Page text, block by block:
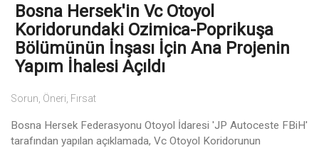
Bosna Hersek'in Vc Otoyol
Koridorundaki Ozimica-Poprikuşa
Bölümünün İnşası İçin Ana Projenin
Yapım İhalesi Açıldı
Sorun, Öneri, Fırsat
Bosna Hersek Federasyonu Otoyol İdaresi 'JP Autoceste FBiH'
tarafından yapılan açıklamada, Vc Otoyol Koridorunun